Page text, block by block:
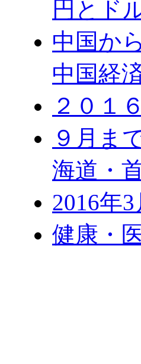
円とド
中国か
中国経
２０１
９月ま
海道・
2016年
健康・